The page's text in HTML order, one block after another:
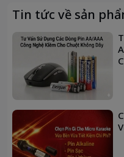
lượng
~220mAh
thước
Đường
Trọng
lượng
~3g
cách
Vỉ 2 viên
🔸Xuất xứ
Nhật Bản /
🔸Hạn sử
dụng
5 năm
Tin tức về sản